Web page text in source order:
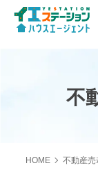
不
HOME 不動産売